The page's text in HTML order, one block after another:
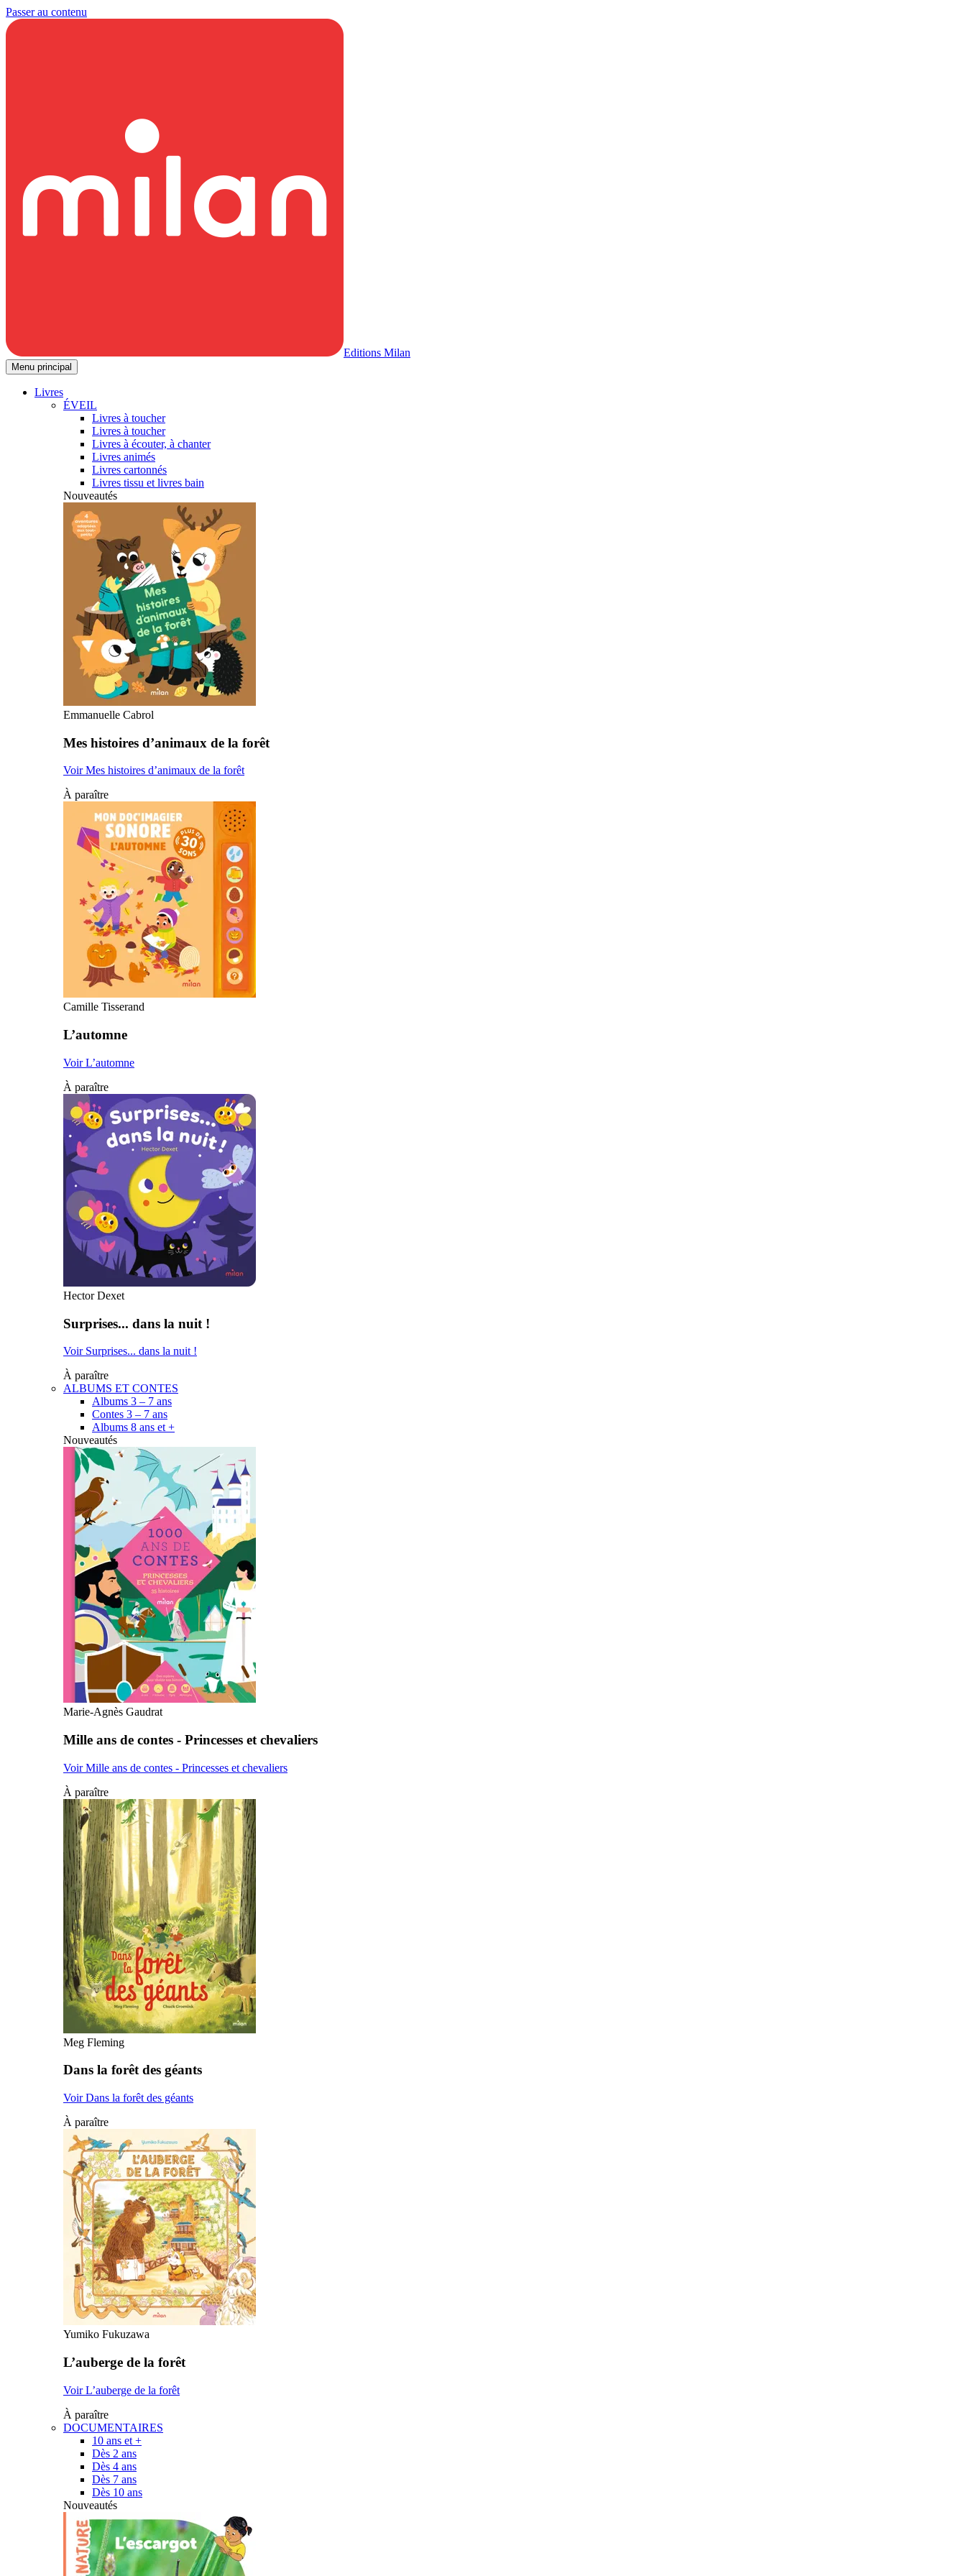
Passer au contenu
Editions Milan
Menu principal
Livres
ÉVEIL
Livres à toucher
Livres à toucher
Livres à écouter, à chanter
Livres animés
Livres cartonnés
Livres tissu et livres bain
Nouveautés
Emmanuelle Cabrol
Mes histoires d’animaux de la forêt
Voir Mes histoires d’animaux de la forêt
À paraître
Camille Tisserand
L’automne
Voir L’automne
À paraître
Hector Dexet
Surprises... dans la nuit !
Voir Surprises... dans la nuit !
À paraître
ALBUMS ET CONTES
Albums 3 – 7 ans
Contes 3 – 7 ans
Albums 8 ans et +
Nouveautés
Marie-Agnès Gaudrat
Mille ans de contes - Princesses et chevaliers
Voir Mille ans de contes - Princesses et chevaliers
À paraître
Meg Fleming
Dans la forêt des géants
Voir Dans la forêt des géants
À paraître
Yumiko Fukuzawa
L’auberge de la forêt
Voir L’auberge de la forêt
À paraître
DOCUMENTAIRES
10 ans et +
Dès 2 ans
Dès 4 ans
Dès 7 ans
Dès 10 ans
Nouveautés